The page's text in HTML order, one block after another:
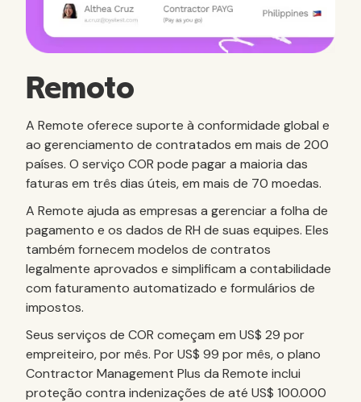
Remoto
A Remote oferece suporte à conformidade global e
ao gerenciamento de contratados em mais de 200
países. O serviço COR pode pagar a maioria das
faturas em três dias úteis, em mais de 70 moedas.
A Remote ajuda as empresas a gerenciar a folha de
pagamento e os dados de RH de suas equipes. Eles
também fornecem modelos de contratos
legalmente aprovados e simplificam a contabilidade
com faturamento automatizado e formulários de
impostos.
Seus serviços de COR começam em US$ 29 por
empreiteiro, por mês. Por US$ 99 por mês, o plano
Contractor Management Plus da Remote inclui
proteção contra indenizações de até US$ 100.000